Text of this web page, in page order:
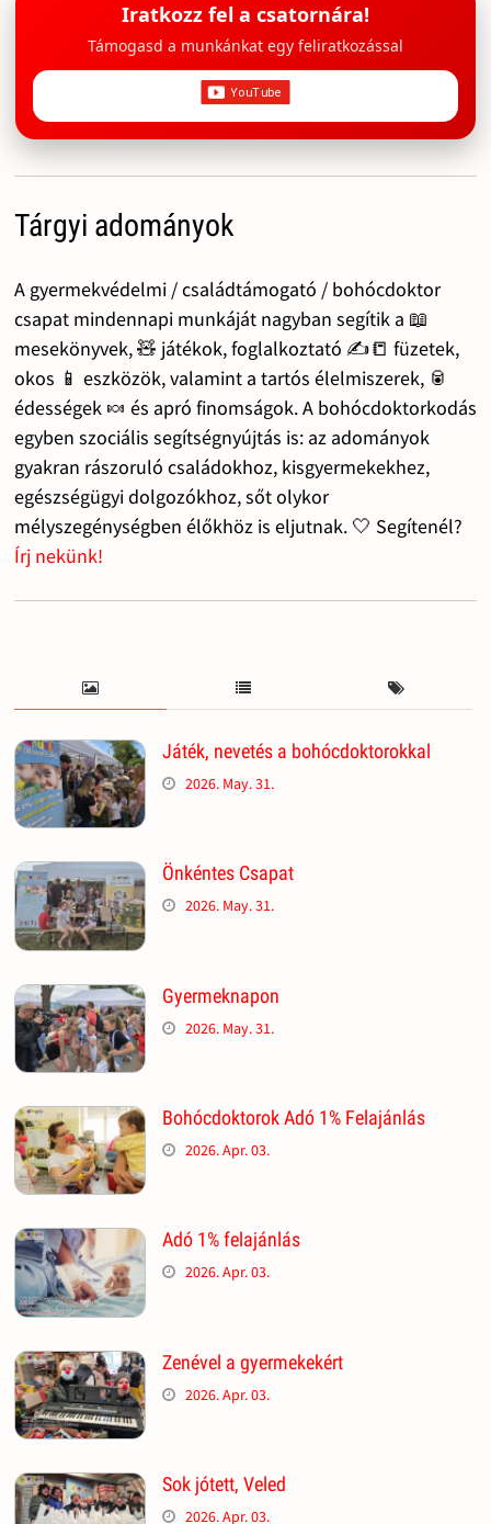
Iratkozz fel a csatornára!
Támogasd a munkánkat egy feliratkozással
Tárgyi adományok
A gyermekvédelmi / családtámogató / bohócdoktor
csapat mindennapi munkáját nagyban segítik a 📖
mesekönyvek, 🧸 játékok, foglalkoztató ✍️📒 füzetek,
okos 📱 eszközök, valamint a tartós élelmiszerek, 🥫
édességek 🍬 és apró finomságok. A bohócdoktorkodás
egyben szociális segítségnyújtás is: az adományok
gyakran rászoruló családokhoz, kisgyermekekhez,
egészségügyi dolgozókhoz, sőt olykor
mélyszegénységben élőkhöz is eljutnak. 🤍 Segítenél?
Írj nekünk!
Játék, nevetés a bohócdoktorokkal
2026. May. 31.
Önkéntes Csapat
2026. May. 31.
Gyermeknapon
2026. May. 31.
Bohócdoktorok Adó 1% Felajánlás
2026. Apr. 03.
Adó 1% felajánlás
2026. Apr. 03.
Zenével a gyermekekért
2026. Apr. 03.
Sok jótett, Veled
2026. Apr. 03.